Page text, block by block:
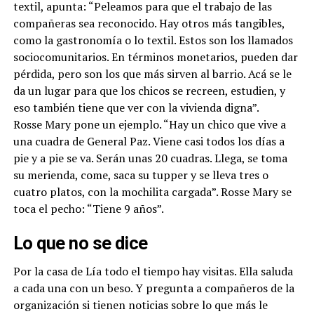
textil, apunta: “Peleamos para que el trabajo de las
compañeras sea reconocido. Hay otros más tangibles,
como la gastronomía o lo textil. Estos son los llamados
sociocomunitarios. En términos monetarios, pueden dar
pérdida, pero son los que más sirven al barrio. Acá se le
da un lugar para que los chicos se recreen, estudien, y
eso también tiene que ver con la vivienda digna”.
Rosse Mary pone un ejemplo. “Hay un chico que vive a
una cuadra de General Paz. Viene casi todos los días a
pie y a pie se va. Serán unas 20 cuadras. Llega, se toma
su merienda, come, saca su tupper y se lleva tres o
cuatro platos, con la mochilita cargada”. Rosse Mary se
toca el pecho: “Tiene 9 años”.
Lo que no se dice
Por la casa de Lía todo el tiempo hay visitas. Ella saluda
a cada una con un beso. Y pregunta a compañeros de la
organización si tienen noticias sobre lo que más le